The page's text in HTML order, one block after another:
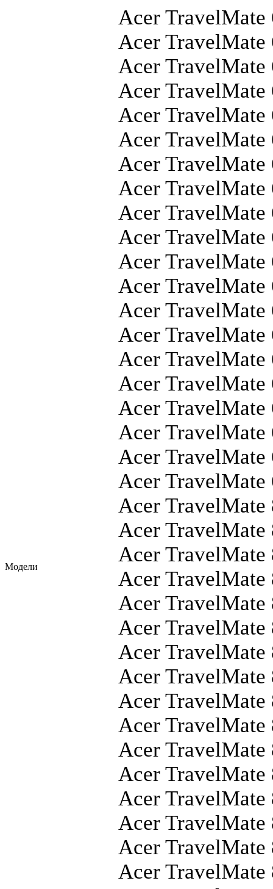
Модели
Acer
Acer TravelMate
Acer TravelMate
Acer TravelMate
Acer
Acer TravelMate
Acer TravelMate
Acer
Acer
Acer TravelMate
Acer
Acer
Acer TravelMate
Acer TravelMate
Acer
Acer
Acer
Acer TravelMate
Acer
Acer
Acer TravelMate
Acer TravelMate
Acer
Acer
Acer TravelMate
Acer
Acer TravelMate
Acer TravelMate
Acer
Acer
Acer
Acer TravelMate
Acer TravelMate
Acer
Acer
Acer